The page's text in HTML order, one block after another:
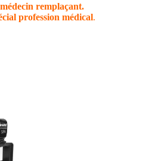
remplaçant.
profession médical.